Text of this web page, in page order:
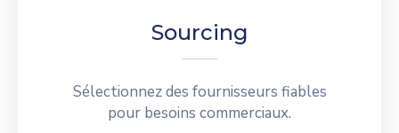
Sourcing
Sélectionnez des fournisseurs fiables
pour besoins commerciaux.